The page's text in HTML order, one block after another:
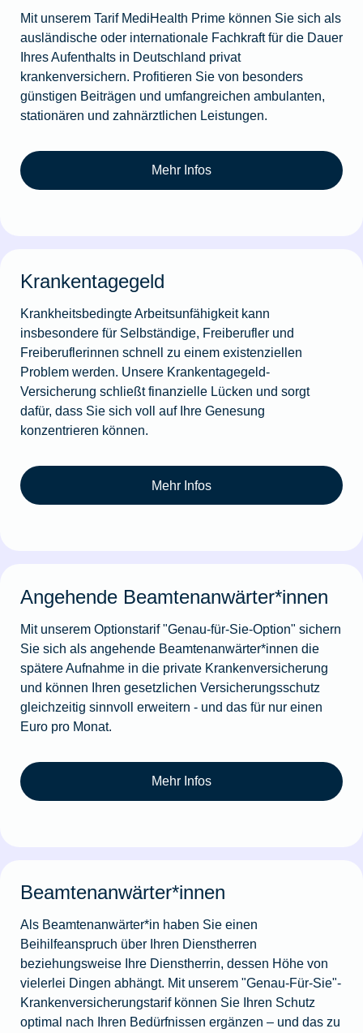
Mit unserem Tarif MediHealth Prime können Sie sich als
ausländische oder internationale Fachkraft für die Dauer
Ihres Aufenthalts in Deutschland privat
krankenversichern. Profitieren Sie von besonders
günstigen Beiträgen und umfangreichen ambulanten,
stationären und zahnärztlichen Leistungen.
Mehr Infos
Krankentagegeld
Krankheitsbedingte Arbeitsunfähigkeit kann
insbesondere für Selbständige, Freiberufler und
Freiberuflerinnen schnell zu einem existenziellen
Problem werden. Unsere Krankentagegeld-
Versicherung schließt finanzielle Lücken und sorgt
dafür, dass Sie sich voll auf Ihre Genesung
konzentrieren können.
Mehr Infos
Angehende Beamtenanwärter*innen
Mit unserem Optionstarif "Genau-für-Sie-Option" sichern
Sie sich als angehende Beamtenanwärter*innen die
spätere Aufnahme in die private Krankenversicherung
und können Ihren gesetzlichen Versicherungsschutz
gleichzeitig sinnvoll erweitern - und das für nur einen
Euro pro Monat.
Mehr Infos
Beamtenanwärter*innen
Als Beamtenanwärter*in haben Sie einen
Beihilfeanspruch über Ihren Dienstherren
beziehungsweise Ihre Dienstherrin, dessen Höhe von
vielerlei Dingen abhängt. Mit unserem "Genau-Für-Sie"-
Krankenversicherungstarif können Sie Ihren Schutz
optimal nach Ihren Bedürfnissen ergänzen – und das zu